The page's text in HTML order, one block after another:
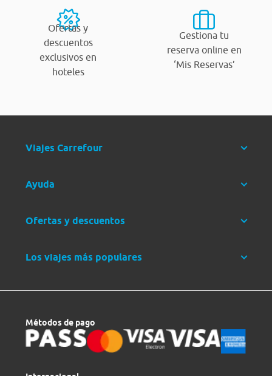
Ofertas y
descuentos
exclusivos en
hoteles
Gestiona tu
reserva online en
‘Mis Reservas’
Viajes Carrefour
Ayuda
Ofertas y descuentos
Los viajes más populares
Métodos de pago